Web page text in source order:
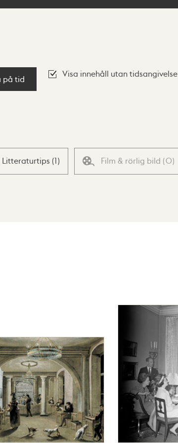
på tid
Visa innehåll utan tidsangivelse
Litteraturtips (1) Film & rörlig bild (0)